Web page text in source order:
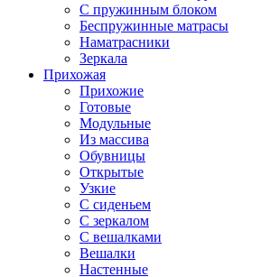
С пружинным блоком
Беспружинные матрасы
Наматрасники
Зеркала
Прихожая
Прихожие
Готовые
Модульные
Из массива
Обувницы
Открытые
Узкие
С сиденьем
С зеркалом
С вешалками
Вешалки
Настенные